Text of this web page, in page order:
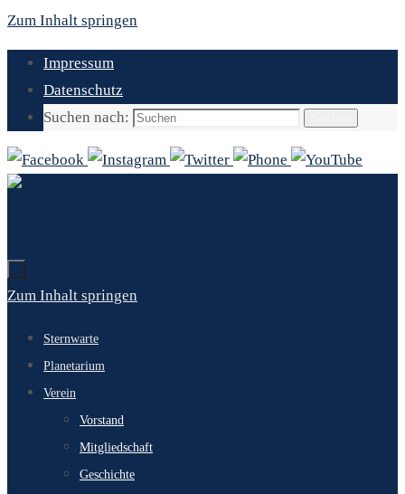
Zum Inhalt springen
Impressum
Datenschutz
Suchen nach:
Zum Inhalt springen
Sternwarte
Planetarium
Verein
Vorstand
Mitgliedschaft
Geschichte